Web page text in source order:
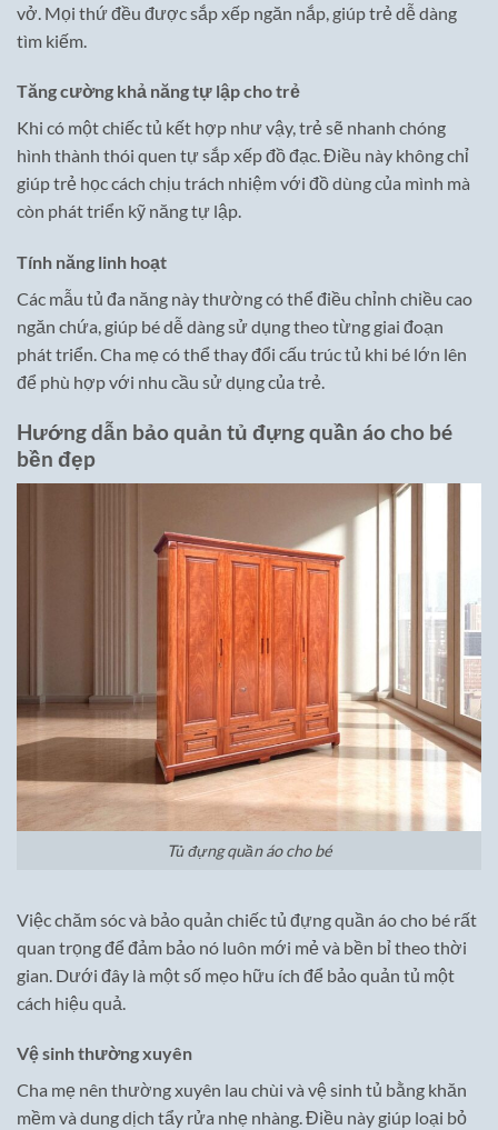
vở. Mọi thứ đều được sắp xếp ngăn nắp, giúp trẻ dễ dàng
tìm kiếm.
Tăng cường khả năng tự lập cho trẻ
Khi có một chiếc tủ kết hợp như vậy, trẻ sẽ nhanh chóng
hình thành thói quen tự sắp xếp đồ đạc. Điều này không chỉ
giúp trẻ học cách chịu trách nhiệm với đồ dùng của mình mà
còn phát triển kỹ năng tự lập.
Tính năng linh hoạt
Các mẫu tủ đa năng này thường có thể điều chỉnh chiều cao
ngăn chứa, giúp bé dễ dàng sử dụng theo từng giai đoạn
phát triển. Cha mẹ có thể thay đổi cấu trúc tủ khi bé lớn lên
để phù hợp với nhu cầu sử dụng của trẻ.
Hướng dẫn bảo quản tủ đựng quần áo cho bé
bền đẹp
Tủ đựng quần áo cho bé
Việc chăm sóc và bảo quản chiếc tủ đựng quần áo cho bé rất
quan trọng để đảm bảo nó luôn mới mẻ và bền bỉ theo thời
gian. Dưới đây là một số mẹo hữu ích để bảo quản tủ một
cách hiệu quả.
Vệ sinh thường xuyên
Cha mẹ nên thường xuyên lau chùi và vệ sinh tủ bằng khăn
mềm và dung dịch tẩy rửa nhẹ nhàng. Điều này giúp loại bỏ